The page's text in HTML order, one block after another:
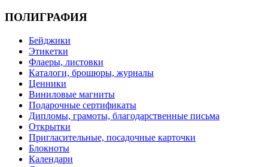
ПОЛИГРАФИЯ
Бейджики
Этикетки
Флаеры, листовки
Каталоги, брошюры, журналы
Ценники
Виниловые магниты
Подарочные сертификаты
Дипломы, грамоты, благодарственные письма
Открытки
Пригласительные, посадочные карточки
Блокноты
Календари